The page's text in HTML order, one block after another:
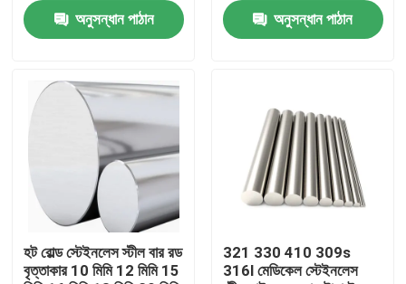
খবর
উদ্ধৃতির জন্য আবেদন
স্টেইনলেস স্টীল বৃত্তাকার টিউব
স্টেইনলেস স্টীল প্লেট শীট
অনুসন্ধান পাঠান অনুসন্ধান পাঠান
হট রোল্ড স্টেইনলেস স্টীল বার রড
বৃত্তাকার 10 মিমি 12 মিমি 15
321 330 410 309s
316l মেডিকেল স্টেইনলেস